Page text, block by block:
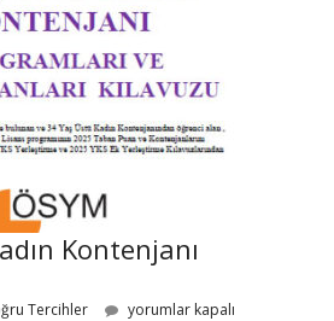
Kontenjanı
Tercihler yorumlar kapalı